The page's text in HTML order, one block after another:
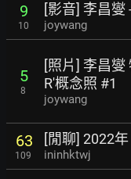
9
10
[影音] 李昌燮
joywang
5
8
[照片] 李昌燮
R'概念照 #1
joywang
63
109
[閒聊] 2022
ininhktwj